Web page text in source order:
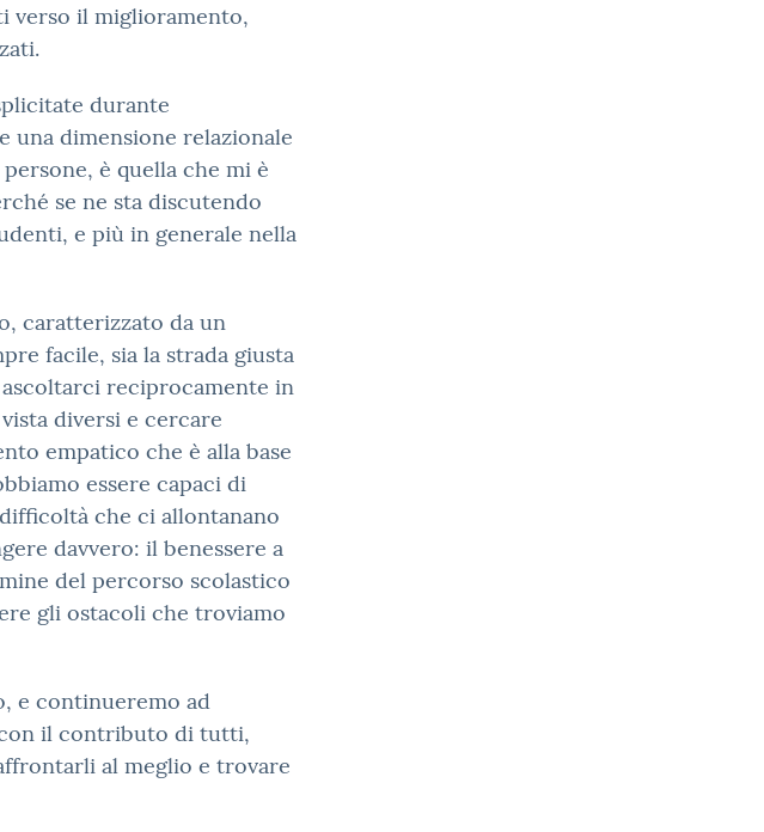
verso il miglioramento,
durante
una dimensione relazionale
è quella che mi è
se ne sta discutendo
e più in generale nella
caratterizzato da un
facile, sia la strada giusta
reciprocamente in
diversi e cercare
empatico che è alla base
essere capaci di
che ci allontanano
davvero: il benessere a
del percorso scolastico
gli ostacoli che troviamo
e continueremo ad
il contributo di tutti,
al meglio e trovare